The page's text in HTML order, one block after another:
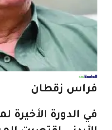
فراس زقطان
في الدورة الأخيرة